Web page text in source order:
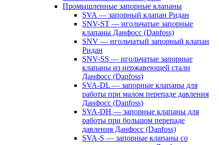
Промышленные запорные клапаны
SVA — запорный клапан Ридан
SNV-ST — игольчатые запорные
клапаны Данфосс (Danfoss)
SNV — игольчатый запорный клапан
Ридан
SNV-SS — игольчатые запорные
клапаны из нержавеющей стали
Данфосс (Danfoss)
SVA-DL — запорные клапаны для
работы при малом перепаде давления
Данфосс (Danfoss)
SVA-DH — запорные клапаны для
работы при большом перепаде
давления Данфосс (Danfoss)
SVA-S — запорные клапаны со